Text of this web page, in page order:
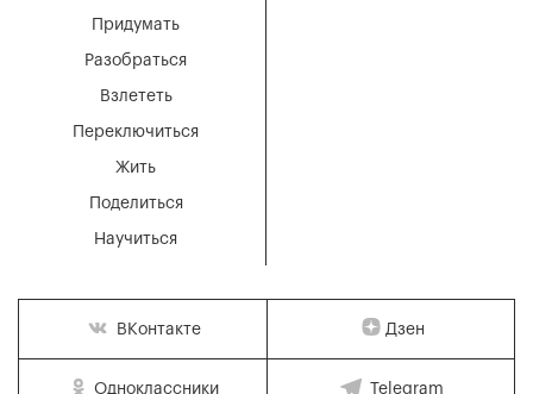
Придумать
Разобраться
Взлететь
Переключиться
Жить
Поделиться
Научиться
ВКонтакте Дзен
Одноклассники Telegram